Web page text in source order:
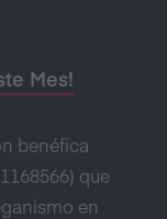
Mes!
benéfica
que
en